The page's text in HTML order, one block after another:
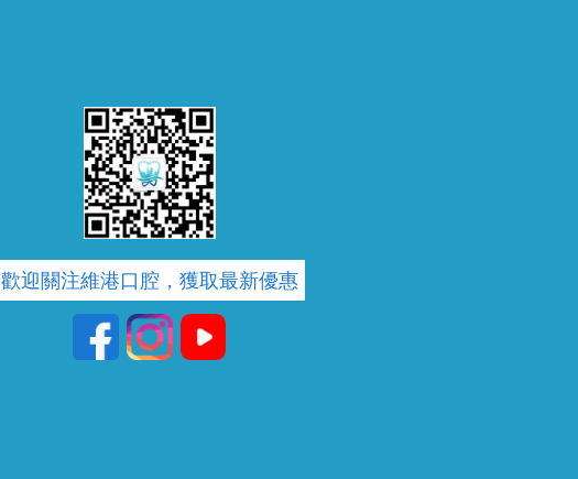
歡迎關注維港口腔，獲取最新優惠